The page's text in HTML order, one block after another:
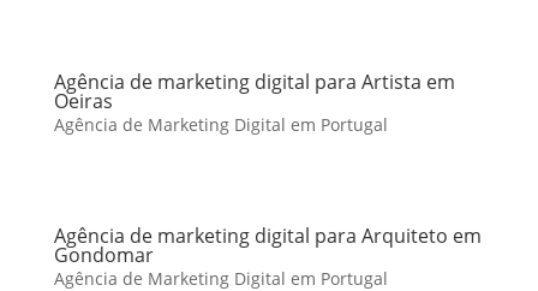
Agência de marketing digital para Artista em
Oeiras
Agência de Marketing Digital em Portugal
Agência de marketing digital para Arquiteto em
Gondomar
Agência de Marketing Digital em Portugal